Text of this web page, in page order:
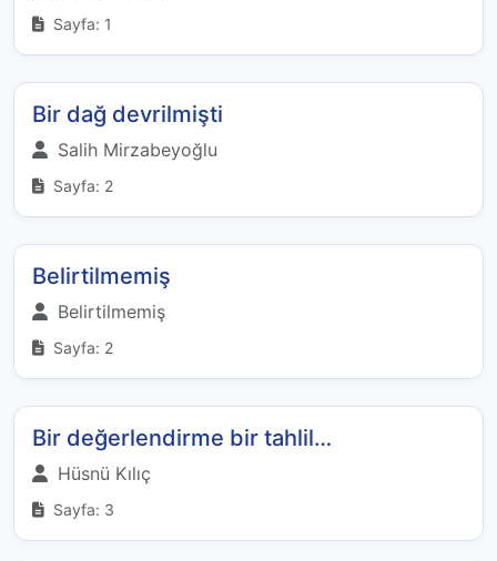
Sayfa: 1
Bir dağ devrilmişti
Salih Mirzabeyoğlu
Sayfa: 2
Belirtilmemiş
Belirtilmemiş
Sayfa: 2
Bir değerlendirme bir tahlil…
Hüsnü Kılıç
Sayfa: 3